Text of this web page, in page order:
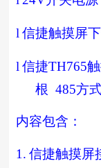
l 信捷触摸屏
l 信捷TH765
根 485方
内容包含：
1. 信捷触摸屏